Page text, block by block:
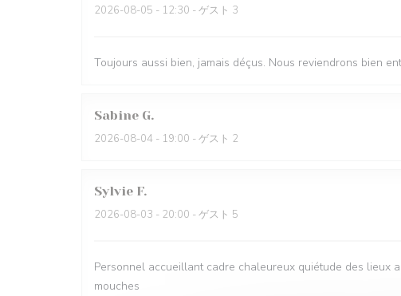
2026-08-05 - 12:30 - ゲスト 3
Toujours aussi bien, jamais déçus. Nous reviendrons bien
Sabine G
2026-08-04 - 19:00 - ゲスト 2
Sylvie F
2026-08-03 - 20:00 - ゲスト 5
Personnel accueillant cadre chaleureux quiétude des lieux
mouches